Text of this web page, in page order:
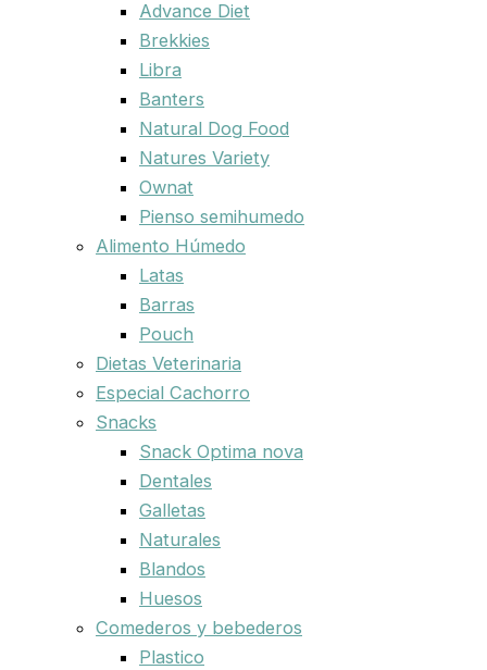
Advance Diet
Brekkies
Libra
Banters
Natural Dog Food
Natures Variety
Ownat
Pienso semihumedo
Alimento Húmedo
Latas
Barras
Pouch
Dietas Veterinaria
Especial Cachorro
Snacks
Snack Optima nova
Dentales
Galletas
Naturales
Blandos
Huesos
Comederos y bebederos
Plastico